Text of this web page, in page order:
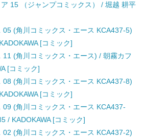
15 （ジャンプコミックス） / 堀越 耕平
05 (角川コミックス・エース KCA437-5)
[コミック]
11 (角川コミックス・エース) / 朝霧カフ
[コミック]
08 (角川コミックス・エース KCA437-8)
[コミック]
09 (角川コミックス・エース KCA437-
/ KADOKAWA [コミック]
02 (角川コミックス・エース KCA437-2)